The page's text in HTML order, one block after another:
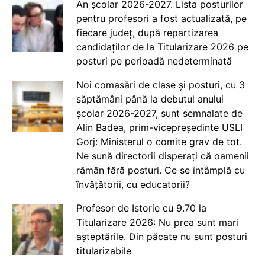
An școlar 2026-2027. Lista posturilor
pentru profesori a fost actualizată, pe
fiecare județ, după repartizarea
candidaților de la Titularizare 2026 pe
posturi pe perioadă nedeterminată
Noi comasări de clase și posturi, cu 3
săptămâni până la debutul anului
școlar 2026-2027, sunt semnalate de
Alin Badea, prim-vicepreședinte USLI
Gorj: Ministerul o comite grav de tot.
Ne sună directorii disperați că oamenii
rămân fără posturi. Ce se întâmplă cu
învățătorii, cu educatorii?
Profesor de Istorie cu 9.70 la
Titularizare 2026: Nu prea sunt mari
așteptările. Din păcate nu sunt posturi
titularizabile